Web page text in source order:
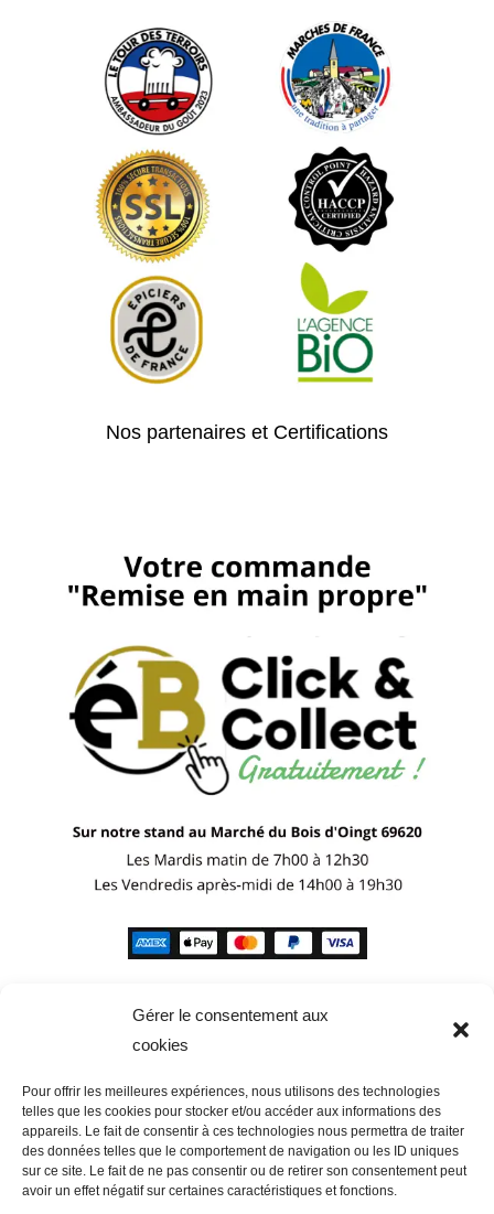
Gérer le consentement aux
cookies
Pour offrir les meilleures expériences, nous utilisons des technologies
telles que les cookies pour stocker et/ou accéder aux informations des
appareils. Le fait de consentir à ces technologies nous permettra de traiter
des données telles que le comportement de navigation ou les ID uniques
sur ce site. Le fait de ne pas consentir ou de retirer son consentement peut
avoir un effet négatif sur certaines caractéristiques et fonctions.
Nos partenaires et Certifications